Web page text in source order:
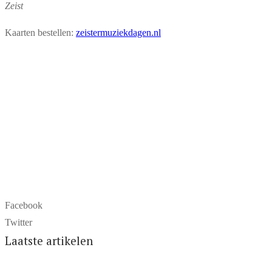
Zeist
Kaarten bestellen: zeistermuziekdagen.nl
Facebook
Twitter
Laatste artikelen